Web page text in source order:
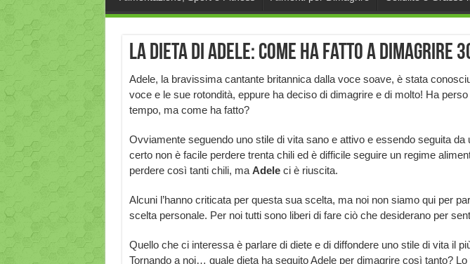
La dieta di Adele: come ha fatto a dimagrire
Adele, la bravissima cantante britannica dalla voce soave, è stata
voce e le sue rotondità, eppure ha deciso di dimagrire e di molto! Ha
tempo, ma come ha fatto?
Ovviamente seguendo uno stile di vita sano e attivo e essendo seguita da
certo non è facile perdere trenta chili ed è difficile seguire un regime
perdere così tanti chili, ma Adeleci è riuscita.
Alcuni l’hanno criticata per questa sua scelta, ma noi non siamo qui per
scelta personale. Per noi tutti sono liberi di fare ciò che desiderano per
Quello che ci interessa è parlare di diete e di diffondere uno stile di vita il
Tornando a noi… quale dieta ha seguito Adele per dimagrire così tanto?